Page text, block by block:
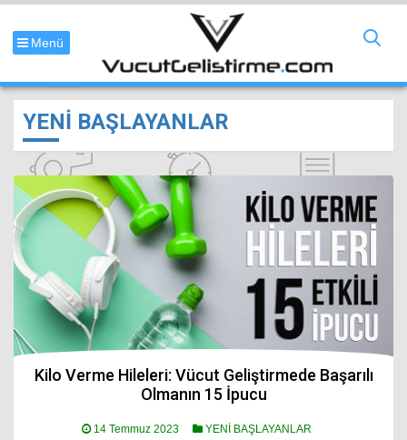
Menü
YENİ BAŞLAYANLAR
Kilo Verme Hileleri: Vücut Geliştirmede Başarılı
Olmanın 15 İpucu
14 Temmuz 2023 YENİ BAŞLAYANLAR